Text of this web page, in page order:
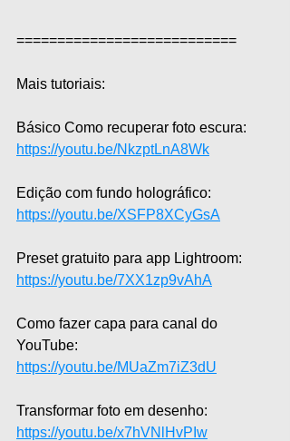
===========================
Mais tutoriais:
Básico Como recuperar foto escura:
https://youtu.be/NkzptLnA8Wk
Edição com fundo holográfico:
https://youtu.be/XSFP8XCyGsA
Preset gratuito para app Lightroom:
https://youtu.be/7XX1zp9vAhA
Como fazer capa para canal do
YouTube:
https://youtu.be/MUaZm7iZ3dU
Transformar foto em desenho:
https://youtu.be/x7hVNlHvPIw